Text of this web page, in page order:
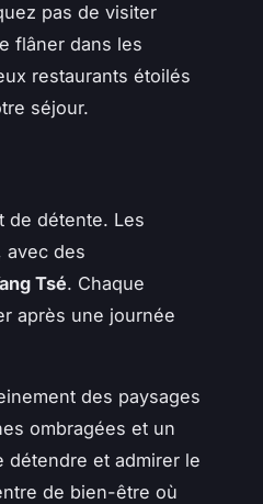
pas de visiter
flâner dans les
restaurants étoilés
séjour.
de détente. Les
avec des
Tsé. Chaque
après une journée
des paysages
ombragées et un
et admirer le
de bien-être où